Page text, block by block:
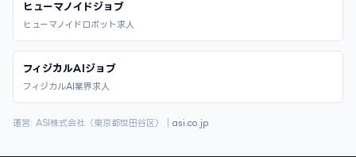
ヒューマノイドジョブ
ヒューマノイドロボット求人
フィジカルAIジョブ
フィジカルAI業界求人
運営: ASI株式会社（東京都世田谷区）｜ asi.co.jp